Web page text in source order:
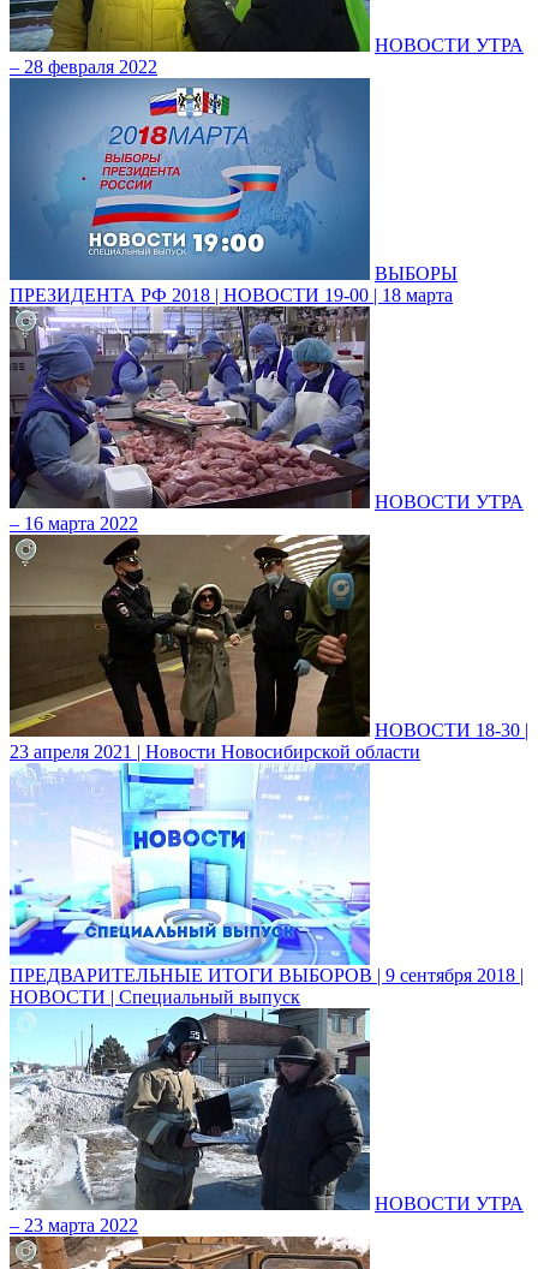
НОВОСТИ УТРА
– 28 февраля 2022
ВЫБОРЫ
ПРЕЗИДЕНТА РФ 2018 | НОВОСТИ 19-00 | 18 марта
НОВОСТИ УТРА
– 16 марта 2022
НОВОСТИ 18-30 |
23 апреля 2021 | Новости Новосибирской области
ПРЕДВАРИТЕЛЬНЫЕ ИТОГИ ВЫБОРОВ | 9 сентября 2018 |
НОВОСТИ | Специальный выпуск
НОВОСТИ УТРА
– 23 марта 2022